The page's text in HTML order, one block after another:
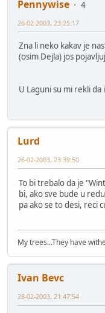
Pennywise
4
26-02-2003, 23:25:17
Zna li neko kakav je
(osim Dejla) jos
U Laguni su mi rekli da
Lurd
26-02-2003, 23:39:50
To bi trebalo da je
bi, ako sve bude u
pa ako se to desi, reci
My trees...They have
Ivan Bevc
28-02-2003, 21:47:54